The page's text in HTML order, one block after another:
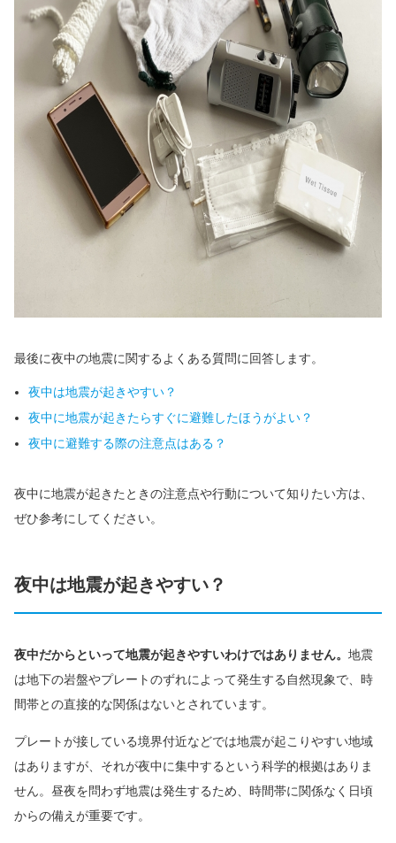
最後に夜中の地震に関するよくある質問に回答します。
夜中は地震が起きやすい？
夜中に地震が起きたらすぐに避難したほうがよい？
夜中に避難する際の注意点はある？
夜中に地震が起きたときの注意点や行動について知りたい方は、
ぜひ参考にしてください。
夜中は地震が起きやすい？
夜中だからといって地震が起きやすいわけではありません。 地震
は地下の岩盤やプレートのずれによって発生する自然現象で、時
間帯との直接的な関係はないとされています。
プレートが接している境界付近などでは地震が起こりやすい地域
はありますが、それが夜中に集中するという科学的根拠はありま
せん。昼夜を問わず地震は発生するため、時間帯に関係なく日頃
からの備えが重要です。